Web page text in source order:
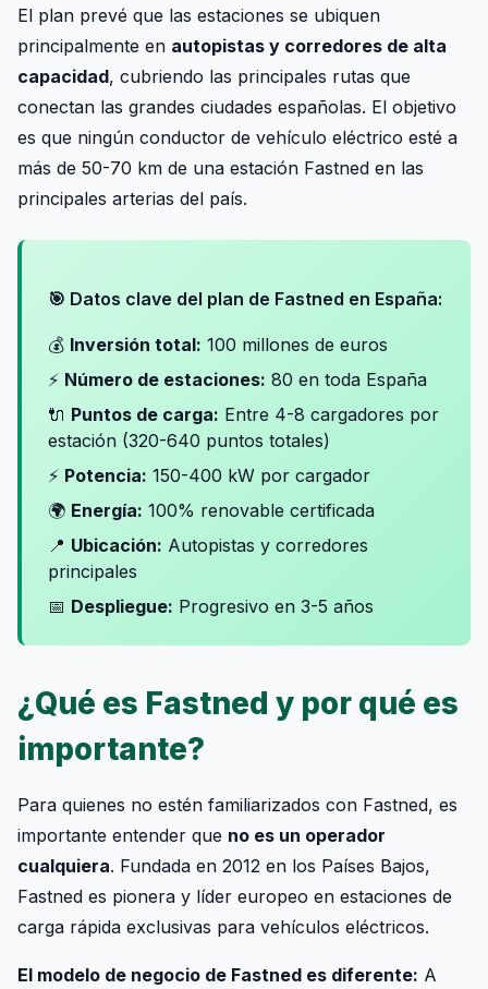
El plan prevé que las estaciones se ubiquen
principalmente en autopistas y corredores de alta
capacidad, cubriendo las principales rutas que
conectan las grandes ciudades españolas. El objetivo
es que ningún conductor de vehículo eléctrico esté a
más de 50-70 km de una estación Fastned en las
principales arterias del país.
🎯 Datos clave del plan de Fastned en España:
💰 Inversión total: 100 millones de euros
⚡ Número de estaciones: 80 en toda España
🔌 Puntos de carga: Entre 4-8 cargadores por
estación (320-640 puntos totales)
⚡ Potencia: 150-400 kW por cargador
🌍 Energía: 100% renovable certificada
📍 Ubicación: Autopistas y corredores
principales
📅 Despliegue: Progresivo en 3-5 años
¿Qué es Fastned y por qué es
importante?
Para quienes no estén familiarizados con Fastned, es
importante entender que no es un operador
cualquiera. Fundada en 2012 en los Países Bajos,
Fastned es pionera y líder europeo en estaciones de
carga rápida exclusivas para vehículos eléctricos.
El modelo de negocio de Fastned es diferente: A